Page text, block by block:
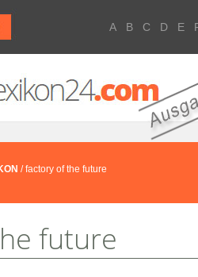
A B C D E
/ factory of the future
future